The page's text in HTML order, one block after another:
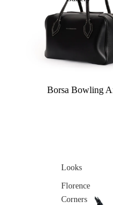
Looks
Florence
Corners
Borsa Bowling